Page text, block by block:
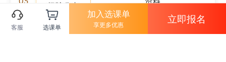
客服 选课单
加入选课单
享更多优惠 立即报名